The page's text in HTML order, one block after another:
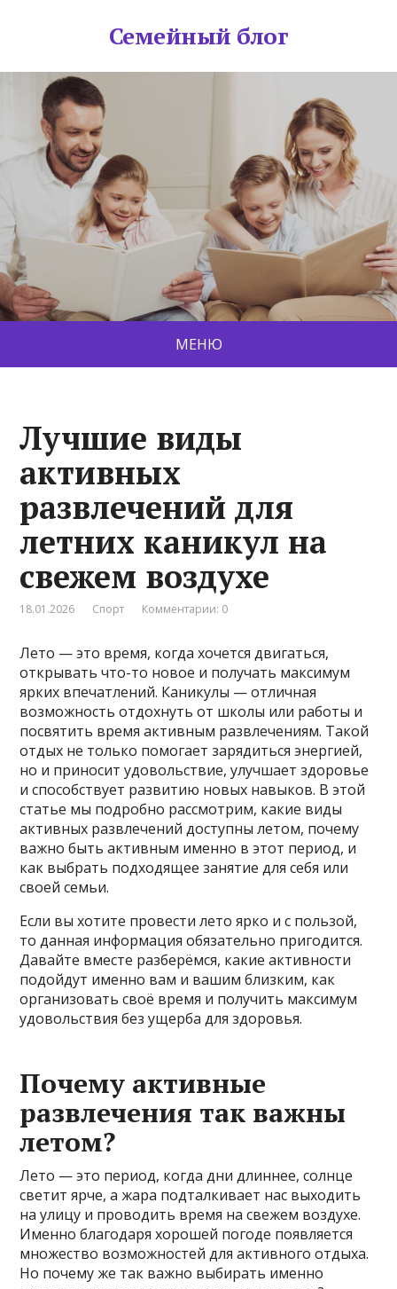
Семейный блог
МЕНЮ
Лучшие виды
активных
развлечений для
летних каникул на
свежем воздухе
18.01.2026 Спорт Комментарии: 0
Лето — это время, когда хочется двигаться,
открывать что-то новое и получать максимум
ярких впечатлений. Каникулы — отличная
возможность отдохнуть от школы или работы и
посвятить время активным развлечениям. Такой
отдых не только помогает зарядиться энергией,
но и приносит удовольствие, улучшает здоровье
и способствует развитию новых навыков. В этой
статье мы подробно рассмотрим, какие виды
активных развлечений доступны летом, почему
важно быть активным именно в этот период, и
как выбрать подходящее занятие для себя или
своей семьи.
Если вы хотите провести лето ярко и с пользой,
то данная информация обязательно пригодится.
Давайте вместе разберёмся, какие активности
подойдут именно вам и вашим близким, как
организовать своё время и получить максимум
удовольствия без ущерба для здоровья.
Почему активные
развлечения так важны
летом?
Лето — это период, когда дни длиннее, солнце
светит ярче, а жара подталкивает нас выходить
на улицу и проводить время на свежем воздухе.
Именно благодаря хорошей погоде появляется
множество возможностей для активного отдыха.
Но почему же так важно выбирать именно